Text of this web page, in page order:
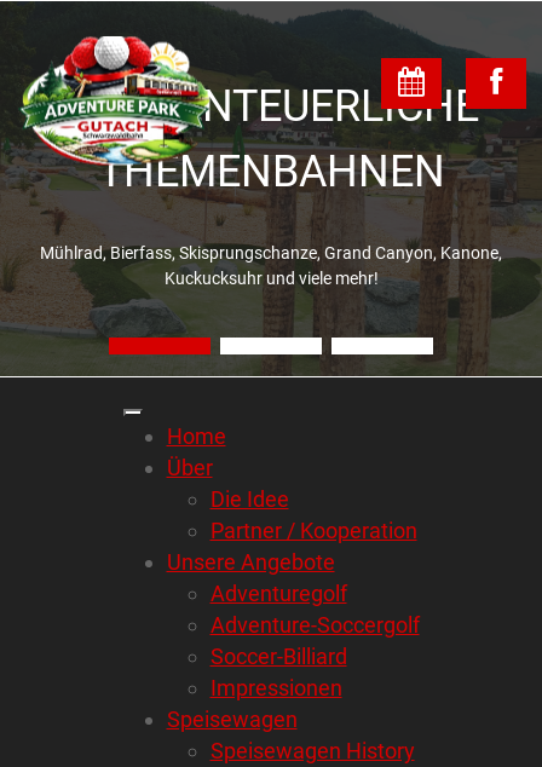
18 ABENTEUERLICHE
THEMENBAHNEN
Mühlrad, Bierfass, Skisprungschanze, Grand Canyon, Kanone,
Kuckucksuhr und viele mehr!
Home
Über
Die Idee
Partner / Kooperation
Unsere Angebote
Adventuregolf
Adventure-Soccergolf
Soccer-Billiard
Impressionen
Speisewagen
Speisewagen History